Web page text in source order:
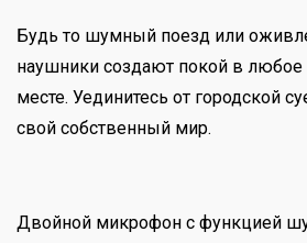
Будь то шумный поезд или
наушники создают покой в
месте. Уединитесь от городской
свой собственный мир.
Двойной микрофон с функцией